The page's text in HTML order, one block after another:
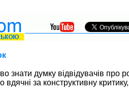
знати думку відвідувачів про
вдячні за конструктивну